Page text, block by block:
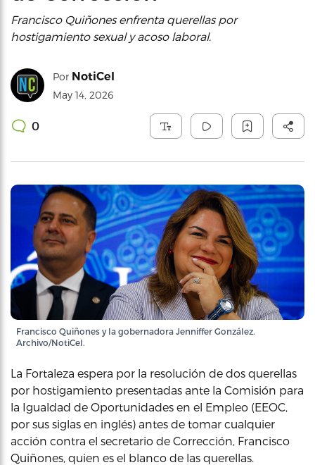
Francisco Quiñones enfrenta querellas por
hostigamiento sexual y acoso laboral.
Por NotiCel
May 14, 2026
0
Francisco Quiñones y la gobernadora Jenniffer González.
Archivo/NotiCel.
La Fortaleza espera por la resolución de dos querellas
por hostigamiento presentadas ante la Comisión para
la Igualdad de Oportunidades en el Empleo (EEOC,
por sus siglas en inglés) antes de tomar cualquier
acción contra el secretario de Corrección, Francisco
Quiñones, quien es el blanco de las querellas.